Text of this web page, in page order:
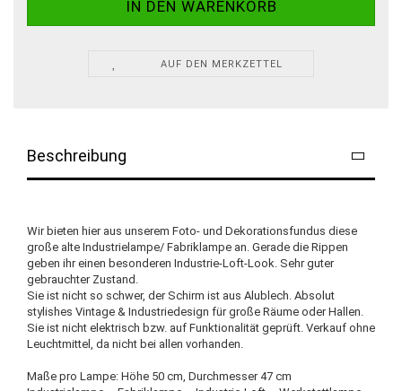
AUF DEN MERKZETTEL
Beschreibung
Wir bieten hier aus unserem Foto- und Dekorationsfundus diese
große alte Industrielampe/ Fabriklampe an. Gerade die Rippen
geben ihr einen besonderen Industrie-Loft-Look. Sehr guter
gebrauchter Zustand.
Sie ist nicht so schwer, der Schirm ist aus Alublech. Absolut
stylishes Vintage & Industriedesign für große Räume oder Hallen.
Sie ist nicht elektrisch bzw. auf Funktionalität geprüft. Verkauf ohne
Leuchtmittel, da nicht bei allen vorhanden.
Maße pro Lampe: Höhe 50 cm, Durchmesser 47 cm